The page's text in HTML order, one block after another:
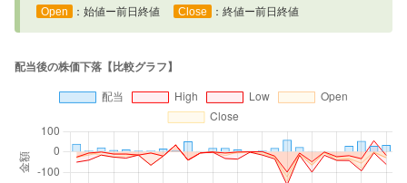
Open
：始値ー前日終値 Close ：終値ー前日終値